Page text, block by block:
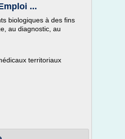
...
biologiques à des fins
au diagnostic, au
territoriaux